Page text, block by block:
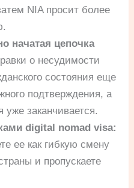
NIA просит более
начатая цепочка
о несудимости
состояния еще
подтверждения, а
уже заканчивается.
digital nomad visa:
ее как гибкую смену
и пропускаете